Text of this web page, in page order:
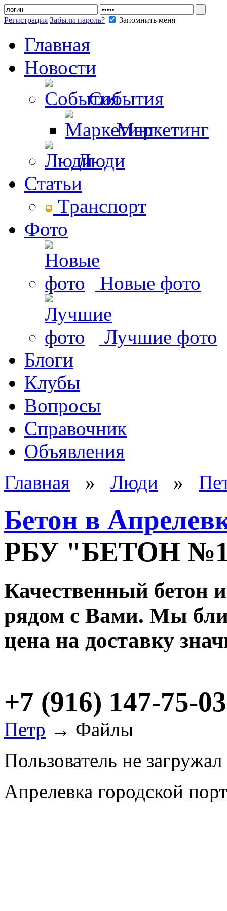
Регистрация Забыли пароль? Запомнить меня
Главная
Новости
События
Маркетинг
Люди
Статьи
Транспорт
Фото
Новые фото
Лучшие фото
Блоги
Клубы
Вопросы
Справочник
Объявления
Главная » Люди »
Бетон в
РБУ "БЕТОН
Качественный бетон
рядом с Вами. Мы
цена на доставку
+7 (916) 147-75-03
Петр → Файлы
Пользователь не
Апрелевка городской